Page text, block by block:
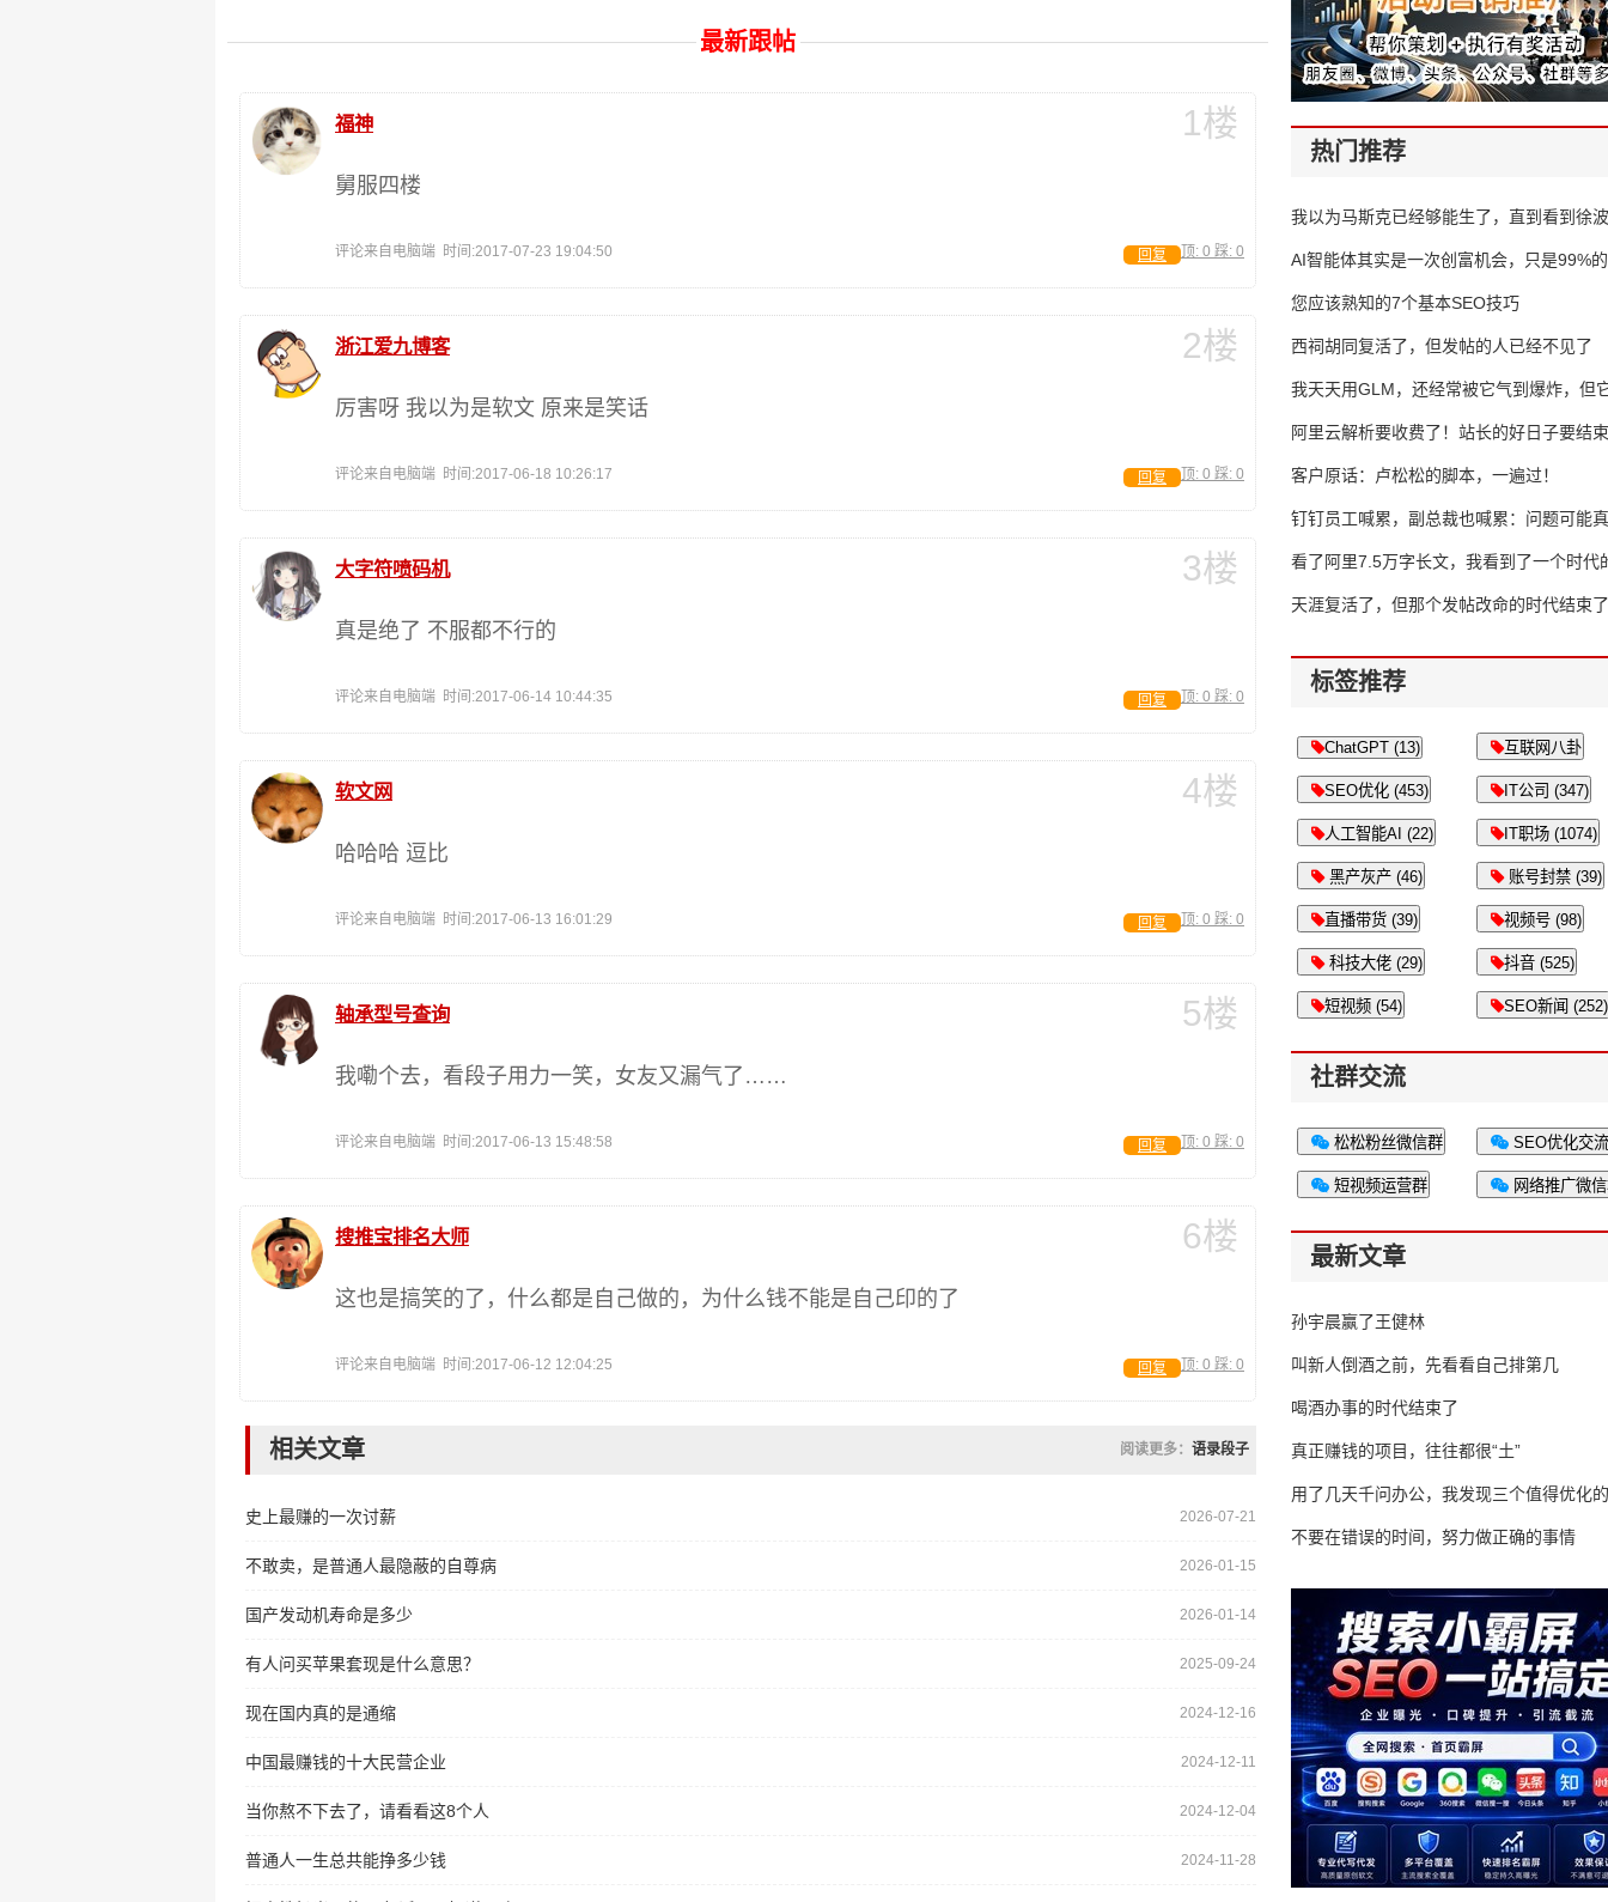
最新跟帖
1楼
福神
舅服四楼
评论来自电脑端 时间:2017-07-23 19:04:50 顶: 0 踩: 0
回复
2楼
浙江爱九博客
厉害呀 我以为是软文 原来是笑话
评论来自电脑端 时间:2017-06-18 10:26:17 顶: 0 踩: 0
回复
3楼
大字符喷码机
真是绝了 不服都不行的
评论来自电脑端 时间:2017-06-14 10:44:35 顶: 0 踩: 0
回复
4楼
软文网
哈哈哈 逗比
评论来自电脑端 时间:2017-06-13 16:01:29 顶: 0 踩: 0
回复
5楼
轴承型号查询
我嘞个去，看段子用力一笑，女友又漏气了……
评论来自电脑端 时间:2017-06-13 15:48:58 顶: 0 踩: 0
回复
6楼
搜推宝排名大师
这也是搞笑的了，什么都是自己做的，为什么钱不能是自己印的了
评论来自电脑端 时间:2017-06-12 12:04:25 顶: 0 踩: 0
回复
相关文章 阅读更多： 语录段子
2026-07-21
史上最赚的一次讨薪
2026-01-15
不敢卖，是普通人最隐蔽的自尊病
2026-01-14
国产发动机寿命是多少
2025-09-24
有人问买苹果套现是什么意思？
2024-12-16
现在国内真的是通缩
2024-12-11
中国最赚钱的十大民营企业
2024-12-04
当你熬不下去了，请看看这8个人
2024-11-28
普通人一生总共能挣多少钱
热门推荐
我以为马斯克已经够能生了，直到看到
AI智能体其实是一次创富机会，只是99%
错过了
您应该熟知的7个基本SEO技巧
西祠胡同复活了，但发帖的人已经不见了
我天天用GLM，还经常被它气到爆炸，但
16万亿
阿里云解析要收费了！站长的好日子要结
客户原话：卢松松的脚本，一遍过！
钉钉员工喊累，副总裁也喊累：问题可能
了
看了阿里7.5万字长文，我看到了一个时代
天涯复活了，但那个发帖改命的时代结束了
标签推荐
ChatGPT (13) 互联网八卦
SEO优化 (453) IT公司 (347)
人工智能AI (22) IT职场 (1074)
黑产灰产 (46) 账号封禁 (39)
直播带货 (39) 视频号 (98)
科技大佬 (29) 抖音 (525)
短视频 (54) SEO新闻 (252)
社群交流
松松粉丝微信群 SEO优化交
短视频运营群 网络推广微
最新文章
孙宇晨赢了王健林
叫新人倒酒之前，先看看自己排第几
喝酒办事的时代结束了
真正赚钱的项目，往往都很“土”
用了几天千问办公，我发现三个值得优化
不要在错误的时间，努力做正确的事情